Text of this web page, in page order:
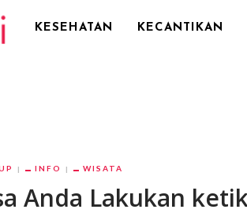
KESEHATAN KECANTIKAN
INFO WISATA
Anda Lakukan